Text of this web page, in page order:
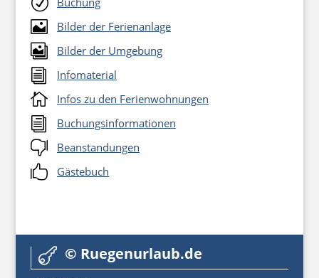
 Bilder der Ferienanlage
 Bilder der Umgebung
i Infomaterial
 Infos zu den Ferienwohnungen
i Buchungsinformationen
 Beanstandungen
 Gästebuch
 © Ruegenurlaub.de